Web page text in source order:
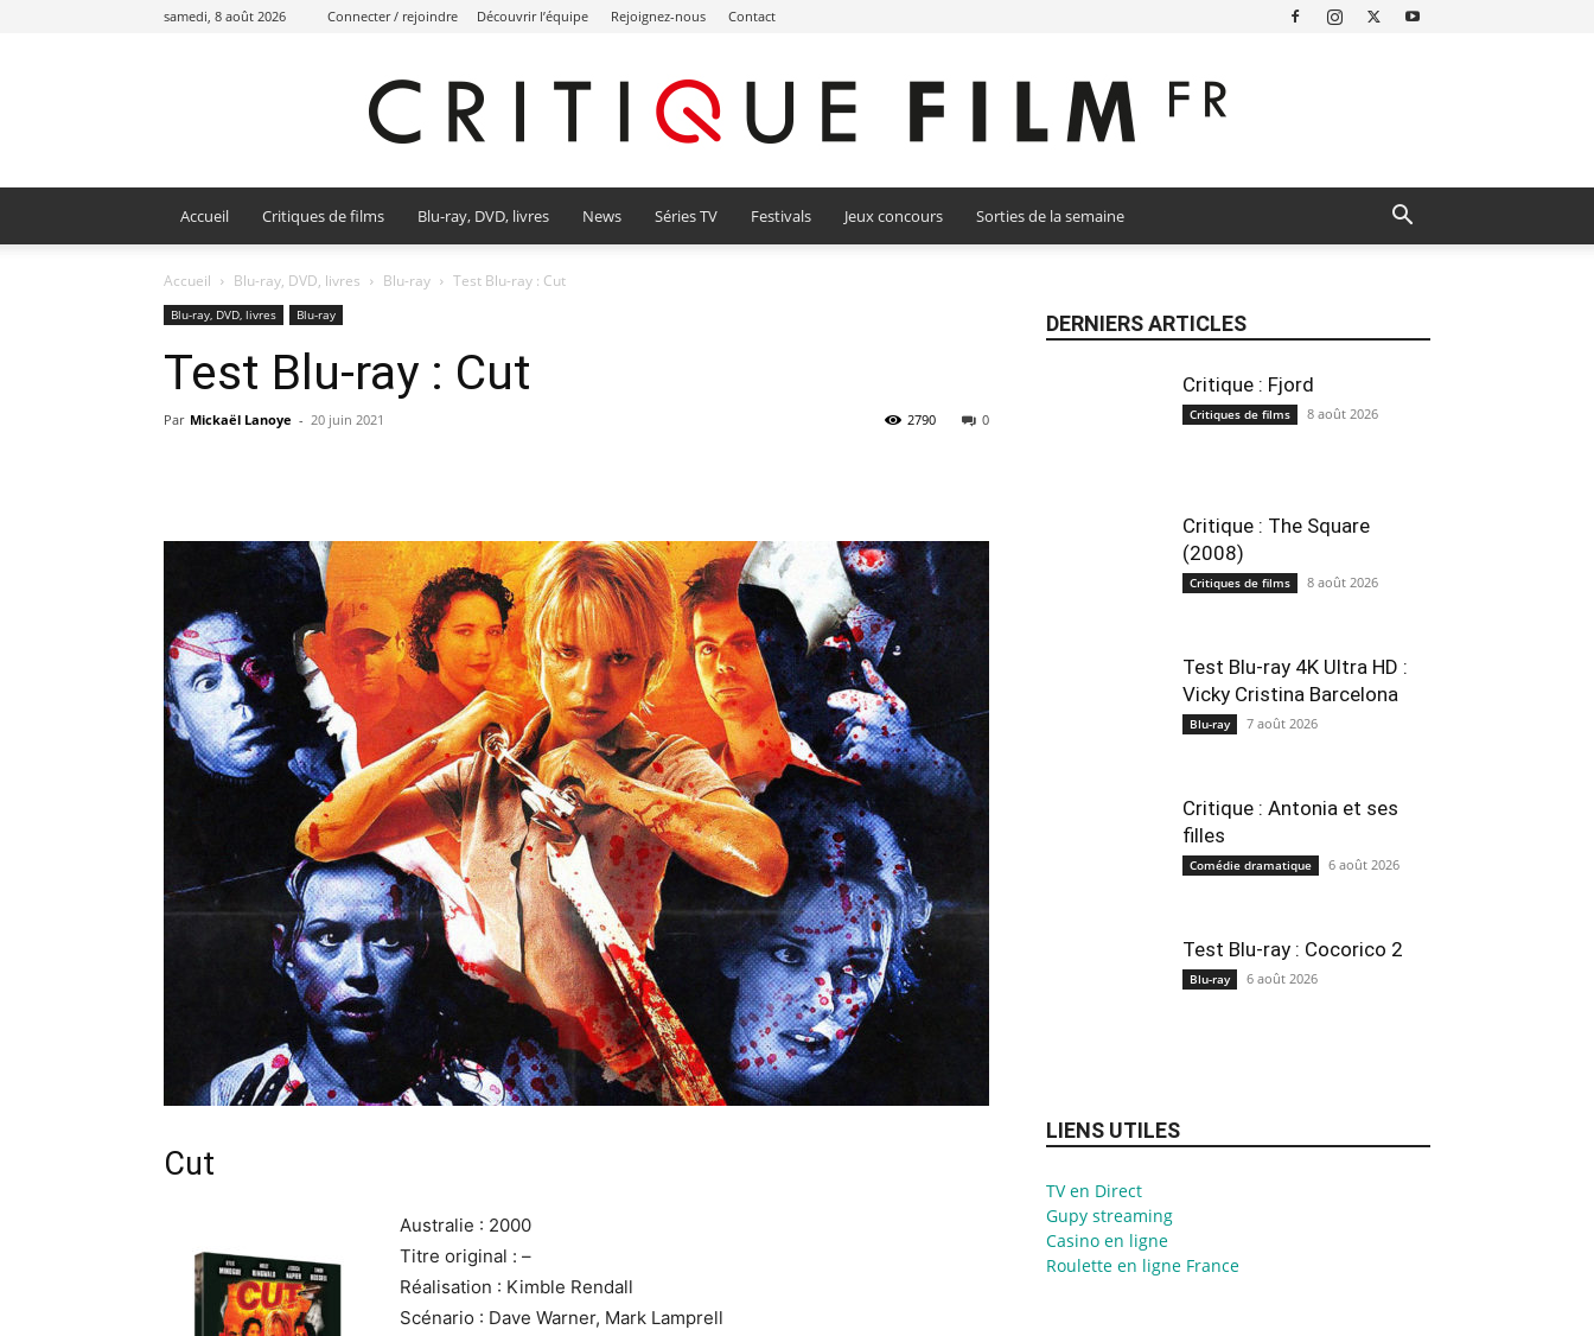
samedi, 8 août 2026 Connecter / rejoindre Découvrir l’équipe Rejoignez-nous Contact
Accueil Critiques de films Blu-ray, DVD, livres News Séries TV Festivals Jeux concours Sorties de la semaine
Accueil Blu-ray, DVD, livres Blu-ray Test Blu-ray : Cut
Blu-ray, DVD, livres Blu-ray
Test Blu-ray : Cut
Par Mickaël Lanoye - 20 juin 2021 0
2790
Cut
Australie : 2000
Titre original : –
Réalisation : Kimble Rendall
Scénario : Dave Warner, Mark Lamprell
DERNIERS ARTICLES
Critique : Fjord
Critiques de films 8 août 2026
Critique : The Square
(2008)
Critiques de films 8 août 2026
Test Blu-ray 4K Ultra HD :
Vicky Cristina Barcelona
Blu-ray 7 août 2026
Critique : Antonia et ses
filles
Comédie dramatique 6 août 2026
Test Blu-ray : Cocorico 2
Blu-ray 6 août 2026
LIENS UTILES
TV en Direct
Gupy streaming
Casino en ligne
Roulette en ligne France